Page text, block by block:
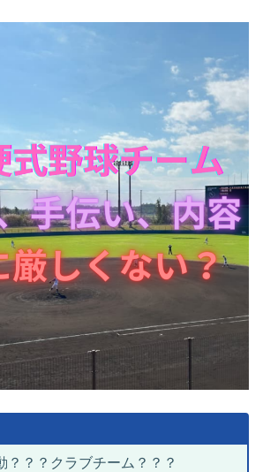
？？？クラブチーム？？？